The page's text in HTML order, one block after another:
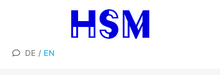
DE / EN